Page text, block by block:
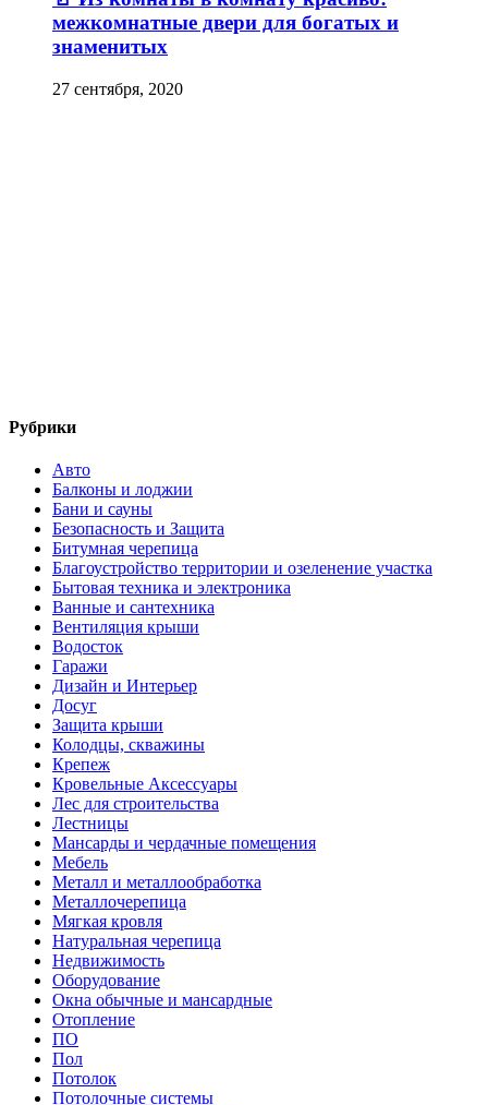
межкомнатные двери для богатых и
знаменитых
27 сентября, 2020
Рубрики
Авто
Балконы и лоджии
Бани и сауны
Безопасность и Защита
Битумная черепица
Благоустройство территории и озеленение участка
Бытовая техника и электроника
Ванные и сантехника
Вентиляция крыши
Водосток
Гаражи
Дизайн и Интерьер
Досуг
Защита крыши
Колодцы, скважины
Крепеж
Кровельные Аксессуары
Лес для строительства
Лестницы
Мансарды и чердачные помещения
Мебель
Металл и металлообработка
Металлочерепица
Мягкая кровля
Натуральная черепица
Недвижимость
Оборудование
Окна обычные и мансардные
Отопление
ПО
Пол
Потолок
Потолочные системы